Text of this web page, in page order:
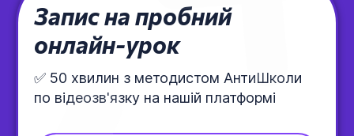
Запис на пробний
онлайн-урок
✅ 50 хвилин з методистом АнтиШколи
по відеозв'язку на нашій платформі